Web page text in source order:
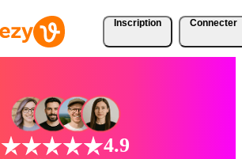
Inscription Connecter
4.9